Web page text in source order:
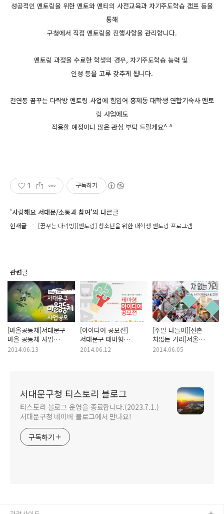
성공적인 멘토링을 위한 멘토와 멘티의 사전교육과 자기주도학습 캠프 등을
통해
구청에서 직접 멘토링을 진행사항을 관리합니다.
멘토링 과정을 수료한 학생의 경우, 자기주도학습 능력 및
인성 등을 고루 갖추게 됩니다.
천연동 꿈꾸는 다락방 멘토링 사업에 힘입어 홍제동 대학생 연합기숙사 멘토
링 사업에도
적용할 예정이니 많은 관심 부탁 드릴게요^ ^
1 구독하기
'사랑해요 서대문/소통과 참여'의 다른글
현재글 [꿈꾸는 다락방][멘토링] 청소년을 위한 대학생 멘토링 프로그램
관련글
[마을공동체]서대문구
마을 공동체 사업
함께해요~♥
2014.06.13
[아이디어 공모전]
서대문구 테마형
아이디어 구민제안 공모
2014.06.12
[주말 나들이][신촌
차없는 거리]서울
데이트장소 추천
2014.06.05
서대문구청 티스토리 블로그
티스토리 블로그 운영을 종료합니다.(2023.7.1.)
서대문구청 네이버 블로그에서 만나요!
구독하기